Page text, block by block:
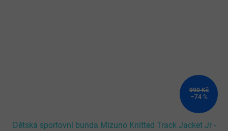
990 Kč
–74 %
Dětská sportovní bunda Mizuno Knitted Track Jacket Jr -